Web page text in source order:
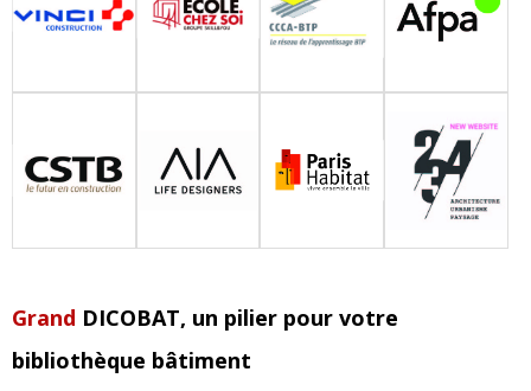
Grand DICOBAT, un pilier pour votre
bibliothèque bâtiment